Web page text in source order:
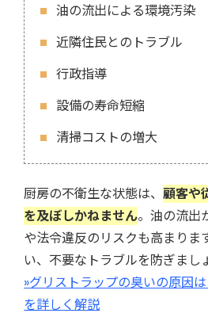
油の流出による環境汚染
近隣住民とのトラブル
行政指導
設備の寿命短縮
清掃コストの増大
厨房の不衛生な状態は、顧客や
を及ぼしかねません。油の流出
や法令違反のリスクも高まりま
い、不要なトラブルを防ぎまし
»グリストラップの臭いの原因
を詳しく解説